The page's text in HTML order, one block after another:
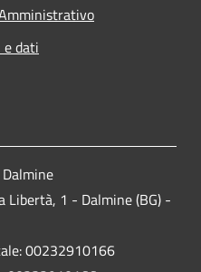
e dati
Libertà, 1 - Dalmine (BG) -
00232910166